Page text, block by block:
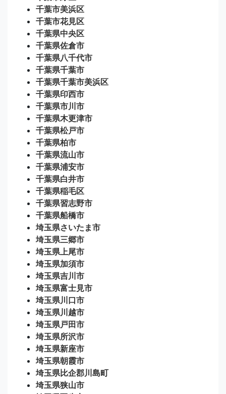
千葉市美浜区
千葉市花見区
千葉県中央区
千葉県佐倉市
千葉県八千代市
千葉県千葉市
千葉県千葉市美浜区
千葉県印西市
千葉県市川市
千葉県木更津市
千葉県松戸市
千葉県柏市
千葉県流山市
千葉県浦安市
千葉県白井市
千葉県稲毛区
千葉県習志野市
千葉県船橋市
埼玉県さいたま市
埼玉県三郷市
埼玉県上尾市
埼玉県加須市
埼玉県吉川市
埼玉県富士見市
埼玉県川口市
埼玉県川越市
埼玉県戸田市
埼玉県所沢市
埼玉県新座市
埼玉県朝霞市
埼玉県比企郡川島町
埼玉県狭山市